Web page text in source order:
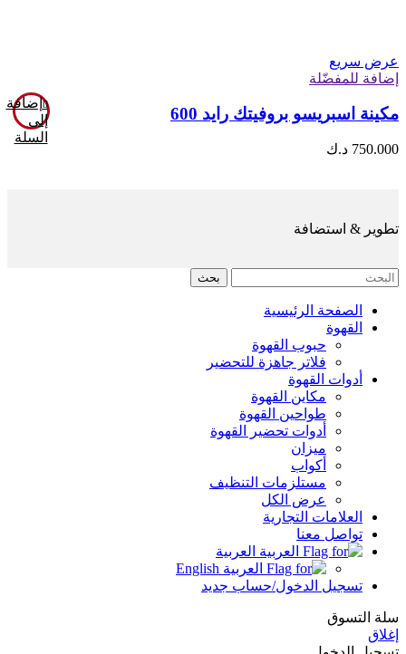
عرض سريع
إضافة للمفضّلة
إضافة
إلى
السلة
مكينة اسبريسو بروفيتك رايد 600
750.000 د.ك
تطوير & استضافة
بحث
الصفحة الرئيسية
القهوة
حبوب القهوة
فلاتر جاهزة للتحضير
أدوات القهوة
مكاين القهوة
طواحين القهوة
أدوات تحضير القهوة
ميزان
أكواب
مستلزمات التنظيف
عرض الكل
العلامات التجارية
تواصل معنا
العربية
English
تسجيل الدخول/حساب جديد
سلة التسوق
إغلاق